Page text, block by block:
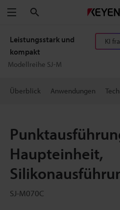
Menü
Leistungsstark und
kompakt
Modellreihe SJ-M
KI
Überblick Anwendungen
Haupteinheit,
SJ-M070C